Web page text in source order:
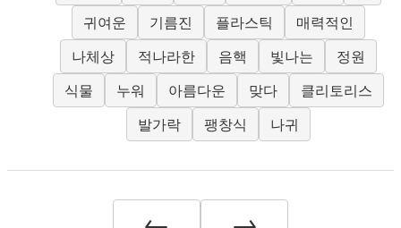
귀여운
기름진 플라스틱
매력적인
나체상
적나라한 음핵 빛나는
정원
식물
누워 아름다운 맞다
클리토리스
발가락
팽창식 나귀